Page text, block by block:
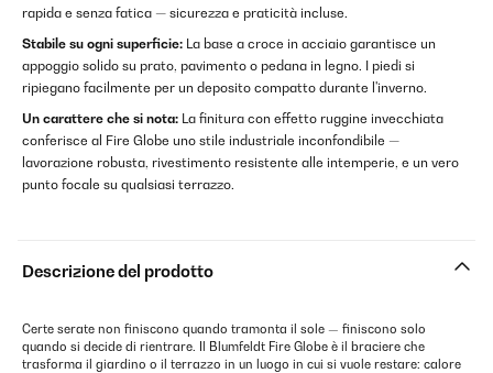
rapida e senza fatica — sicurezza e praticità incluse.
Stabile su ogni superficie: La base a croce in acciaio garantisce un
appoggio solido su prato, pavimento o pedana in legno. I piedi si
ripiegano facilmente per un deposito compatto durante l'inverno.
Un carattere che si nota: La finitura con effetto ruggine invecchiata
conferisce al Fire Globe uno stile industriale inconfondibile —
lavorazione robusta, rivestimento resistente alle intemperie, e un vero
punto focale su qualsiasi terrazzo.
Descrizione del prodotto
Certe serate non finiscono quando tramonta il sole — finiscono solo
quando si decide di rientrare. Il Blumfeldt Fire Globe è il braciere che
trasforma il giardino o il terrazzo in un luogo in cui si vuole restare: calore